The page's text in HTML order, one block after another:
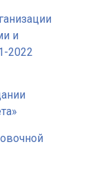
и
2022